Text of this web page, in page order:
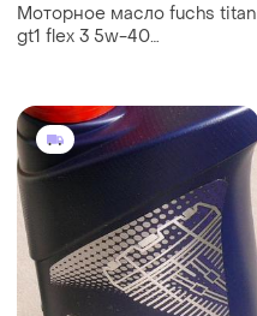
Моторное масло fuchs titan
gt1 flex 3 5w-40